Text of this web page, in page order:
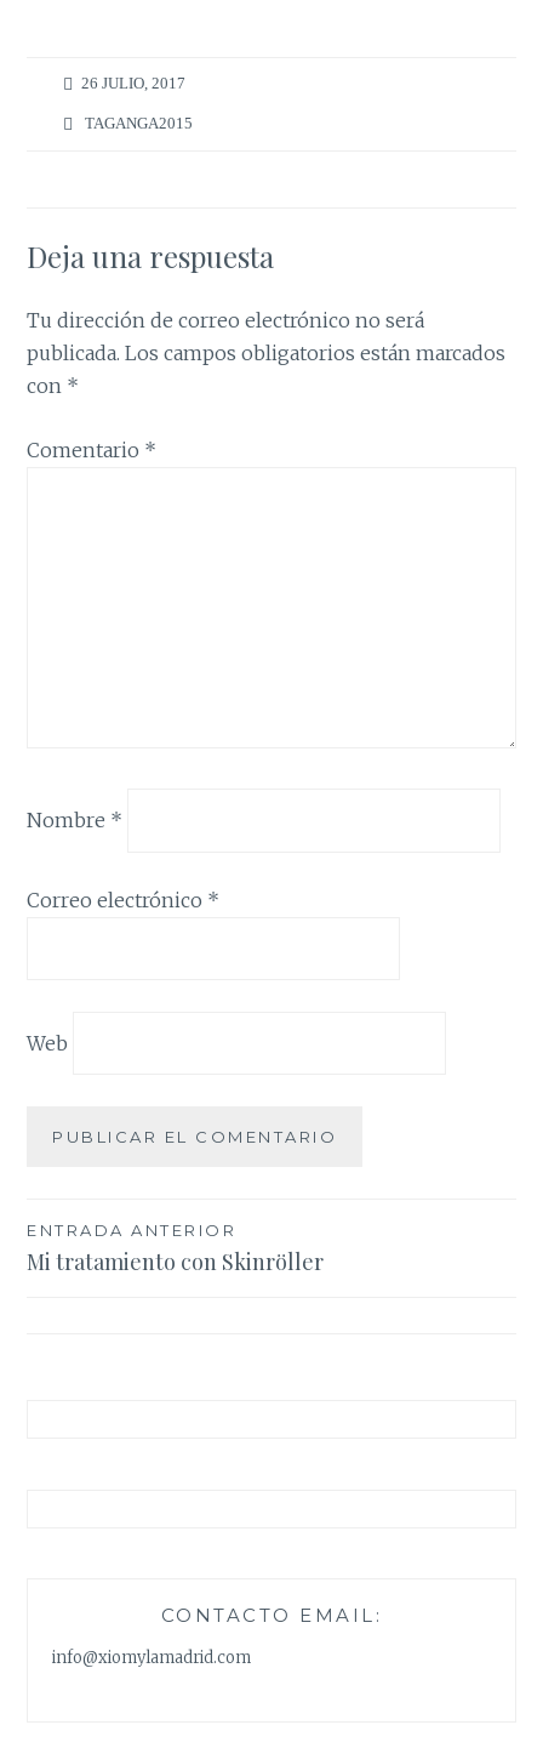
26 JULIO, 2017
TAGANGA2015
Deja una respuesta
Tu dirección de correo electrónico no será
publicada. Los campos obligatorios están marcados
con *
Comentario *
Nombre *
Correo electrónico *
Web
Navegación
de
ENTRADA ANTERIOR
Mi tratamiento con Skinröller
CONTACTO EMAIL:
info@xiomylamadrid.com